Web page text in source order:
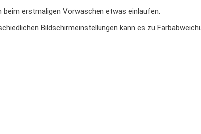
erstmaligen Vorwaschen etwas einlaufen.
Bildschirmeinstellungen kann es zu